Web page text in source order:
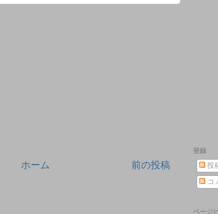
前の投稿
ホーム
登録
投
コ
ページ